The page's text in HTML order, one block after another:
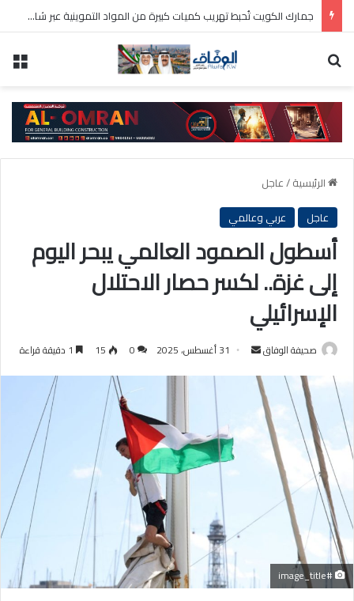
جمارك الكويت تُحبط تهريب كميات كبيرة من المواد التموينية عبر شاحنات متجهة إلى مصر
الرئيسية/عاجل
عاجل
عربي وعالمي
أسطول الصمود العالمي يبحر اليوم
إلى غزة.. لكسر حصار الاحتلال
الإسرائيلي
صحيفة الوفاق
أرسل 31 أغسطس، 2025 0
15
#image_title